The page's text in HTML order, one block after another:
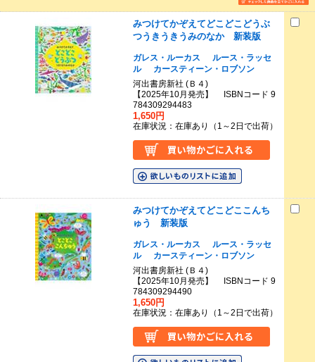
みつけてかぞえてどこどこどうぶ
つうきうきうみのなか 新装版
ガレス・ルーカス
ルース・ラッセ
ル
カースティーン・ロブソン
河出書房新社 (Ｂ４)
【2025年10月発売】 ISBNコード 9
784309294483
1,650円
在庫状況：在庫あり（1～2日で出荷）
みつけてかぞえてどこどここんち
ゅう 新装版
ガレス・ルーカス
ルース・ラッセ
ル
カースティーン・ロブソン
河出書房新社 (Ｂ４)
【2025年10月発売】 ISBNコード 9
784309294490
1,650円
在庫状況：在庫あり（1～2日で出荷）